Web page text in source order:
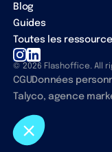
Blog
Guides
Toutes les
© 2026 Flashoffice. All
CGUDonnées
Talyco, agence